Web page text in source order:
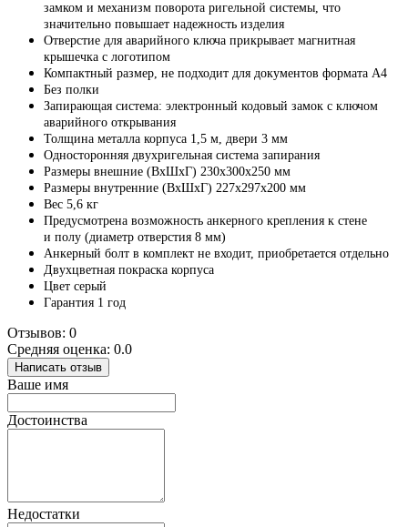
замком и механизм поворота ригельной системы, что
значительно повышает надежность изделия
Отверстие для аварийного ключа прикрывает магнитная
крышечка с логотипом
Компактный размер, не подходит для документов формата А4
Без полки
Запирающая система: электронный кодовый замок с ключом
аварийного открывания
Толщина металла корпуса 1,5 м, двери 3 мм
Односторонняя двухригельная система запирания
Размеры внешние (ВхШхГ) 230х300х250 мм
Размеры внутренние (ВхШхГ) 227х297х200 мм
Вес 5,6 кг
Предусмотрена возможность анкерного крепления к стене
и полу (диаметр отверстия 8 мм)
Анкерный болт в комплект не входит, приобретается отдельно
Двухцветная покраска корпуса
Цвет серый
Гарантия 1 год
Отзывов: 0
Средняя оценка: 0.0
Написать отзыв
Ваше имя
Достоинства
Недостатки